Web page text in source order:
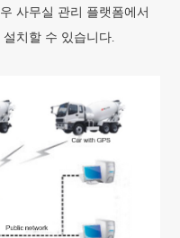
사무실 관리 플랫폼에서
치할 수 있습니다.